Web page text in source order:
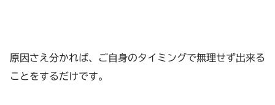
原因さえ分かれば、ご自身のタイミングで無理せず出来る
ことをするだけです。